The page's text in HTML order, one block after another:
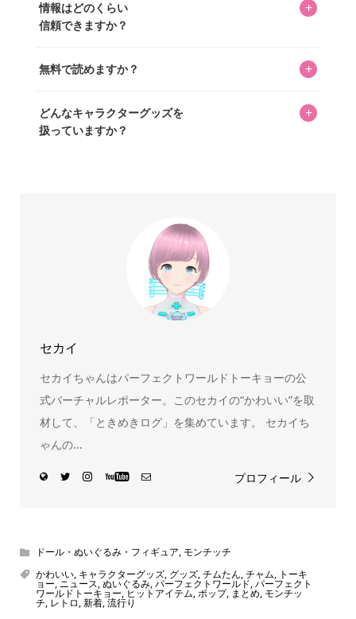
ッズを収集し、月に1,000点の新商品を選定・購入する編集
長KOSが全記事を監修しています。
書いています。AIは使用していません。編集長KOSが最終確
認を行い、手動で更新しています。
情報はどのくらい
信頼できますか？
+
いをお届けすることは保証します。なお、記事内に価格は
め、正確な情報をお伝えできないからです。
無料で読めますか？ +
どんなキャラクターグッズを
扱っていますか？
+
ーをいち早く皆さんにお届けすることも、私たちの使命の
セカイ
セカイちゃんはパーフェクトワールドトーキョーの公
式バーチャルレポーター。このセカイの“かわいい”を取
材して、「ときめきログ」を集めています。 セカイち
ゃんの...
プロフィール
ドール・ぬいぐるみ・フィギュア, モンチッチ
かわいい, キャラクターグッズ, グッズ,チムたん,チャム, トーキ
ョー, ニュース,ぬいぐるみ,パーフェクトワールド,パーフェクト
ワールドトーキョー,ヒットアイテム,ポップ, まとめ, モンチッ
チ, レトロ,新着,流行り